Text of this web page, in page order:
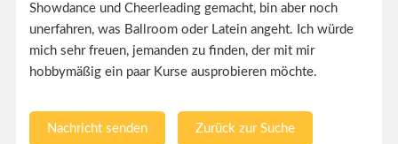
Showdance und Cheerleading gemacht, bin aber noch
unerfahren, was Ballroom oder Latein angeht. Ich würde
mich sehr freuen, jemanden zu finden, der mit mir
hobbymäßig ein paar Kurse ausprobieren möchte.
Nachricht senden Zurück zur Suche